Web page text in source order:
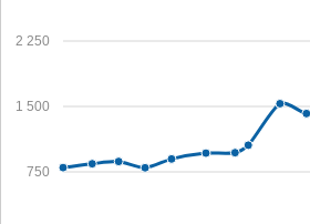
750
1 500
2 250